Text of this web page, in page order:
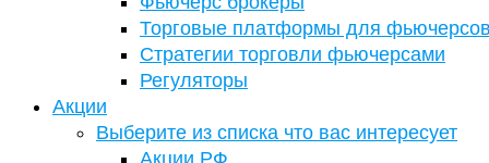
Торговые платформы для
Стратегии торговли фьючерсами
Регуляторы
Акции
Выберите из списка что вас интересует
Акции РФ